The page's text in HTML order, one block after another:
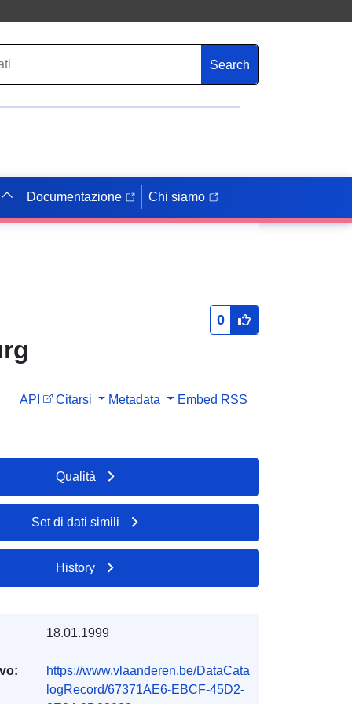
Search
Documentazione Chi siamo
0
API Citarsi Metadata Embed RSS
Qualità
Set di dati simili
History
18.01.1999
https://www.vlaanderen.be/DataCata
logRecord/67371AE6-EBCF-45D2-